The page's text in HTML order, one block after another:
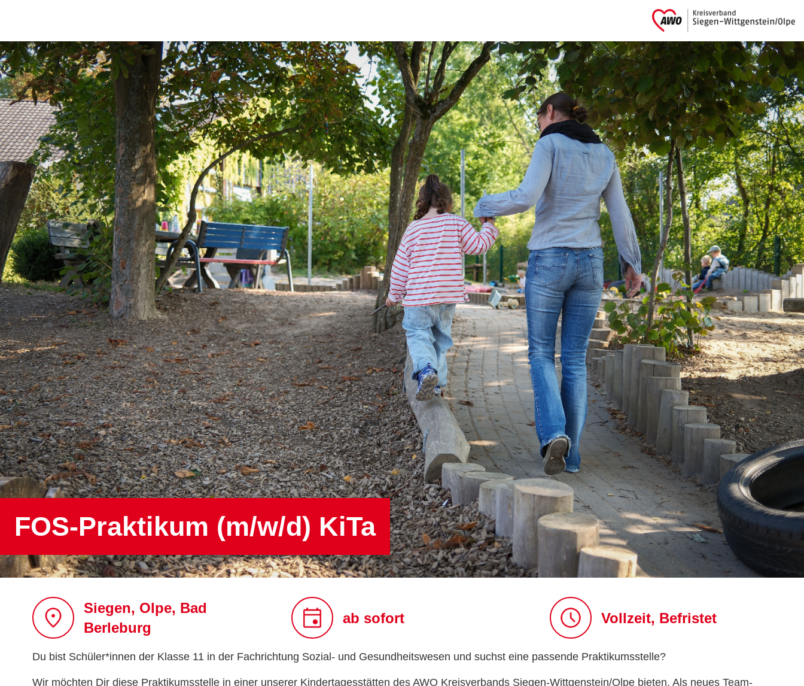
FOS-Praktikum (m/w/d) KiTa
Siegen, Olpe, Bad
Berleburg
ab sofort Vollzeit, Befristet
Du bist Schüler*innen der Klasse 11 in der Fachrichtung Sozial- und Gesundheitswesen und suchst eine passende Praktikumsstelle?
Wir möchten Dir diese Praktikumsstelle in einer unserer Kindertagesstätten des AWO Kreisverbands Siegen-Wittgenstein/Olpe bieten. Als neues Team-